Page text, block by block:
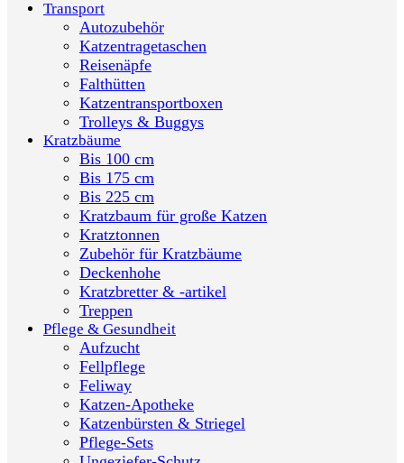
Transport
Autozubehör
Katzentragetaschen
Reisenäpfe
Falthütten
Katzentransportboxen
Trolleys & Buggys
Kratzbäume
Bis 100 cm
Bis 175 cm
Bis 225 cm
Kratzbaum für große Katzen
Kratztonnen
Zubehör für Kratzbäume
Deckenhohe
Kratzbretter & -artikel
Treppen
Pflege & Gesundheit
Aufzucht
Fellpflege
Feliway
Katzen-Apotheke
Katzenbürsten & Striegel
Pflege-Sets